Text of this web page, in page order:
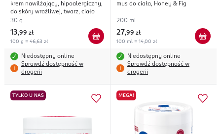
krem nawilżający, hipoalergiczny,
do skóry wrażliwej, twarz, ciało
30 g
13,99 zł
100 g = 46,63 zł
Niedostępny online
Sprawdź dostępność w
drogerii
mus do ciała, Honey & Fig
200 ml
27,99 zł
100 ml = 14,00 zł
Niedostępny online
Sprawdź dostępność w
drogerii
TYLKO U NAS MEGA!